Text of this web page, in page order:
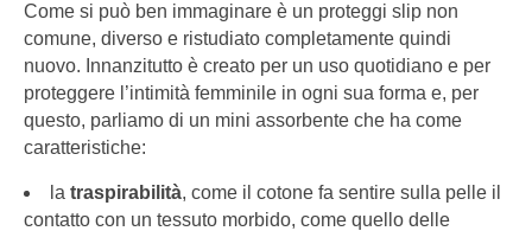
Come si può ben immaginare è un proteggi slip non
comune, diverso e ristudiato completamente quindi
nuovo. Innanzitutto è creato per un uso quotidiano e per
proteggere l’intimità femminile in ogni sua forma e, per
questo, parliamo di un mini assorbente che ha come
caratteristiche:
la traspirabilità, come il cotone fa sentire sulla pelle il
contatto con un tessuto morbido, come quello delle